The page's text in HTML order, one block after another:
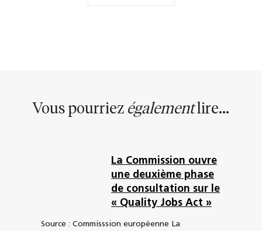
Vous pourriez égalementlire...
La Commission ouvre
une deuxième phase
de consultation sur le
« Quality Jobs Act »
Source : Commisssion européenne La